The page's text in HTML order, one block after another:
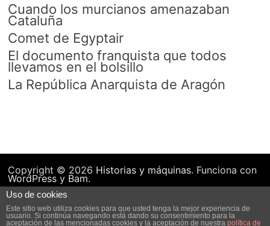
Cuando los murcianos amenazaban
Cataluña
Comet de Egyptair
El documento franquista que todos
llevamos en el bolsillo
La República Anarquista de Aragón
Copyright © 2026 Historias y máquinas. Funciona con
WordPressy Bam.
Uso de cookies
Este sitio web utiliza cookies para que usted tenga la mejor experiencia de
usuario. Si continúa navegando está dando su consentimiento para la
aceptación de las mencionadas cookies y la aceptación de nuestra política de